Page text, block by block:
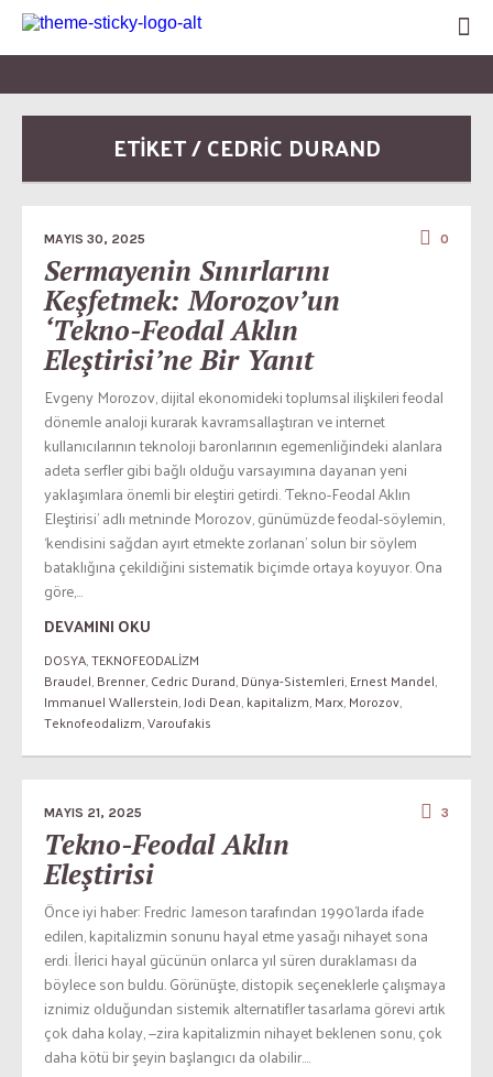
ETİKET / CEDRIC DURAND
MAYIS 30, 2025 0
Sermayenin Sınırlarını
Keşfetmek: Morozov’un
‘Tekno-Feodal Aklın
Eleştirisi’ne Bir Yanıt
Evgeny Morozov, dijital ekonomideki toplumsal ilişkileri feodal
dönemle analoji kurarak kavramsallaştıran ve internet
kullanıcılarının teknoloji baronlarının egemenliğindeki alanlara
adeta serfler gibi bağlı olduğu varsayımına dayanan yeni
yaklaşımlara önemli bir eleştiri getirdi. ‘Tekno-Feodal Aklın
Eleştirisi’ adlı metninde Morozov, günümüzde feodal-söylemin,
‘kendisini sağdan ayırt etmekte zorlanan’ solun bir söylem
bataklığına çekildiğini sistematik biçimde ortaya koyuyor. Ona
göre,...
DEVAMINI OKU
DOSYA,TEKNOFEODALİZM
Braudel,Brenner,Cedric Durand,Dünya-Sistemleri,Ernest Mandel,
Immanuel Wallerstein,Jodi Dean,kapitalizm,Marx,Morozov,
Teknofeodalizm,Varoufakis
MAYIS 21, 2025 3
Tekno-Feodal Aklın
Eleştirisi
Önce iyi haber: Fredric Jameson tarafından 1990’larda ifade
edilen, kapitalizmin sonunu hayal etme yasağı nihayet sona
erdi. İlerici hayal gücünün onlarca yıl süren duraklaması da
böylece son buldu. Görünüşte, distopik seçeneklerle çalışmaya
iznimiz olduğundan sistemik alternatifler tasarlama görevi artık
çok daha kolay, —zira kapitalizmin nihayet beklenen sonu, çok
daha kötü bir şeyin başlangıcı da olabilir....